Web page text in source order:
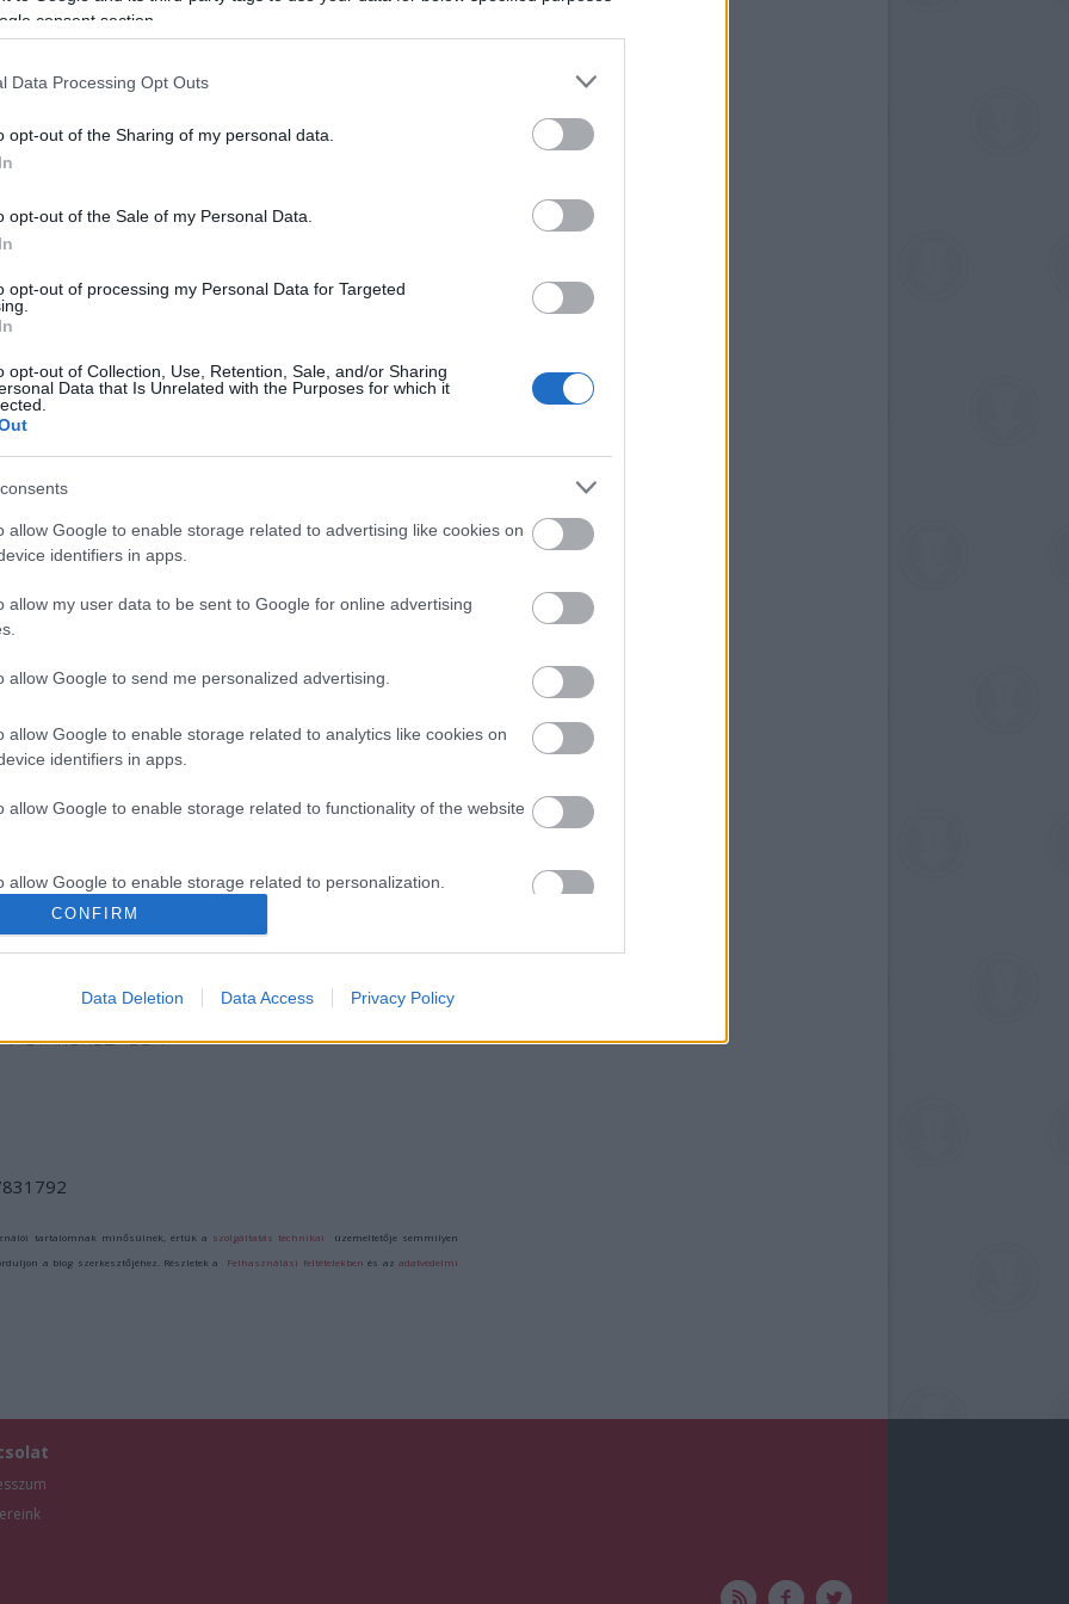
consent section.
Data Processing Opt Outs
opt-out of the Sharing of my personal data.
opt-out of the Sale of my Personal Data.
opt-out of processing my Personal Data for Targeted
opt-out of Collection, Use, Retention, Sale, and/or Sharing
Data that Is Unrelated with the Purposes for which it
allow Google to enable storage related to advertising like cookies on
identifiers in apps.
allow my user data to be sent to Google for online advertising
allow Google to send me personalized advertising.
allow Google to enable storage related to analytics like cookies on
identifiers in apps.
allow Google to enable storage related to functionality of the website
allow Google to enable storage related to personalization.
allow Google to enable storage related to security, including
CONFIRM
Data Deletion Data Access Privacy Policy
őrmester elképzelhetőnek mondta, hogy a
színész elaludt a volánnál.
A baleset szemtanúja, az elsőként a
helyszínre érkező Bill Rogers elmondta:
megelőző vihar miatt vizes volt az út. A
hajtottam? Lefekhetek a földre? Mindenki jól
állapota súlyos, de ennél többet nem árult
kapta meg a legjobb férfi mellékszereplőnek
dolláros bébi című filmjében nyújtott alakításáért.
filmszakma legrangosabbnak tartott
1990-ben a Miss Daisy sofőrje, 1995-ben pedig
és igen foglalkoztatott színész a világszerte
legsötétebb kalandjait bemutató A sötét lovag
SZÁGULDÁS,
SÁRKÁNYOK,
ROSSZFIÚK – A
LEGKEDVELTEBB
ŐRÜLT NAP,
A RANDOM!
VÁRT FILMJE
CINEFESTEN
tartalomnak minősülnek, értük a szolgáltatás technikai üzemeltetője semmilyen
a blog szerkesztőjéhez. Részletek a Felhasználási feltételekben és azadatvédelmi